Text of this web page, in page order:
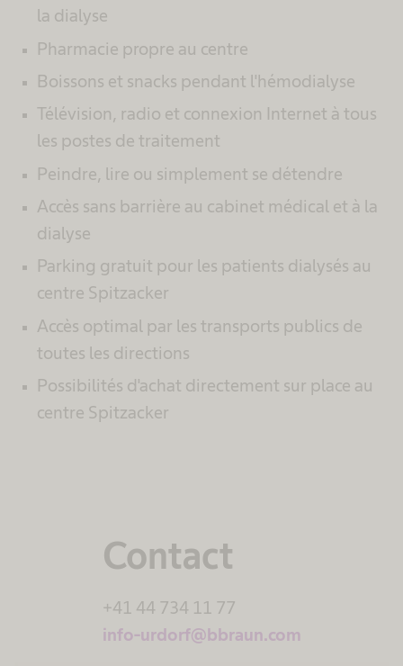
la dialyse
Pharmacie propre au centre
Boissons et snacks pendant l'hémodialyse
Télévision, radio et connexion Internet à tous
les postes de traitement
Peindre, lire ou simplement se détendre
Accès sans barrière au cabinet médical et à la
dialyse
Parking gratuit pour les patients dialysés au
centre Spitzacker
Accès optimal par les transports publics de
toutes les directions
Possibilités d'achat directement sur place au
centre Spitzacker
Contact
+41 44 734 11 77
info-urdorf@bbraun.com